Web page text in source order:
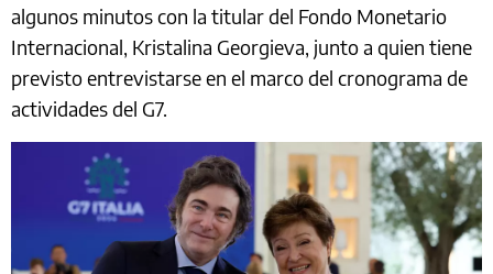
algunos minutos con la titular del Fondo Monetario
Internacional, Kristalina Georgieva, junto a quien tiene
previsto entrevistarse en el marco del cronograma de
actividades del G7.